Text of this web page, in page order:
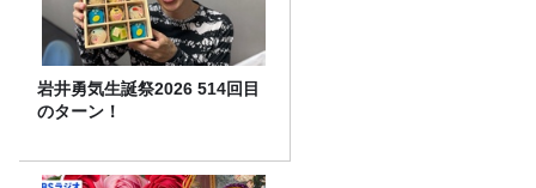
岩井勇気生誕祭2026 514回目
のターン！